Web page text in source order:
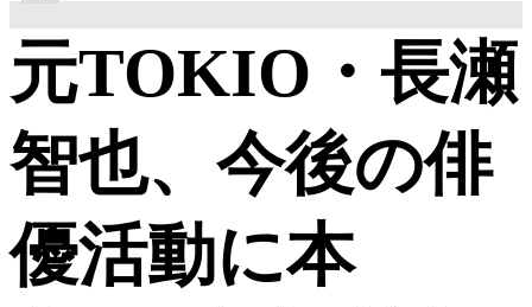
元TOKIO・長瀬
智也、今後の俳
優活動に本